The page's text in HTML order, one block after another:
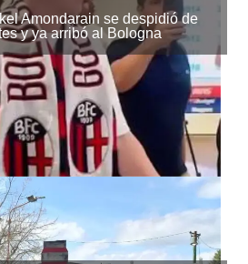
Amondarain se despidió de
y ya arribó al Bologna